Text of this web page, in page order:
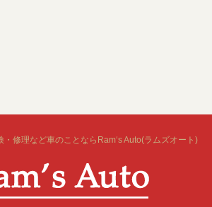
修理など車のことならRam‘s Auto(ラムズオート)